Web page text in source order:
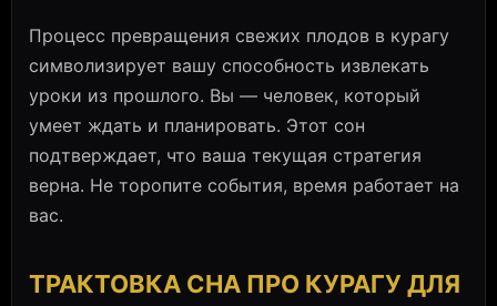
Процесс превращения свежих плодов в курагу
символизирует вашу способность извлекать
уроки из прошлого. Вы — человек, который
умеет ждать и планировать. Этот сон
подтверждает, что ваша текущая стратегия
верна. Не торопите события, время работает на
вас.
ТРАКТОВКА СНА ПРО КУРАГУ ДЛЯ